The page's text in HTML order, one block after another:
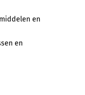
en
en